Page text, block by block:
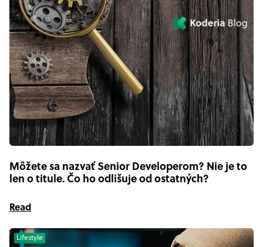
Môžete sa nazvať Senior Developerom? Nie je to
len o titule. Čo ho odlišuje od ostatných?
Read
Lifestyle